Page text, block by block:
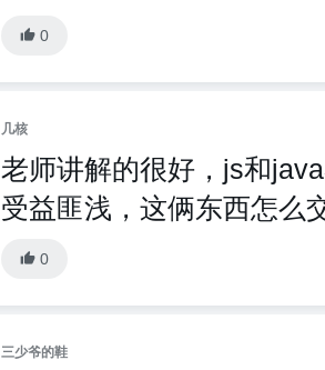
0
几核
老师讲解的很好，js和
受益匪浅，这俩东西怎么
0
三少爷的鞋